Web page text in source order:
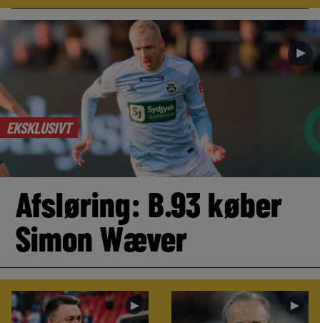
EKSKLUSIVT
►
Afsløring: B.93 køber
Simon Wæver
► ►